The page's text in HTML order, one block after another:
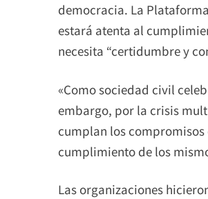
democracia. La
estará atenta al
necesita “certidumbre y
«Como sociedad civil
embargo, por la crisis
cumplan los
cumplimiento de los
Las organizaciones